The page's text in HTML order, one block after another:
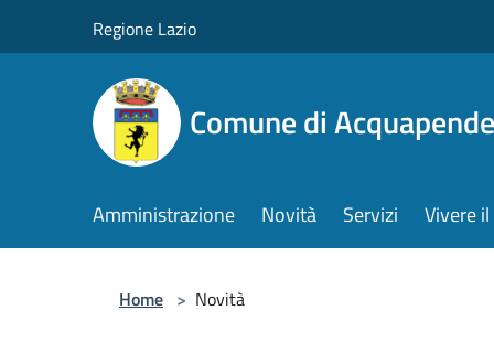
Regione Lazio
Comune di
Amministrazione Novità Servizi Vivere
Home > Novità